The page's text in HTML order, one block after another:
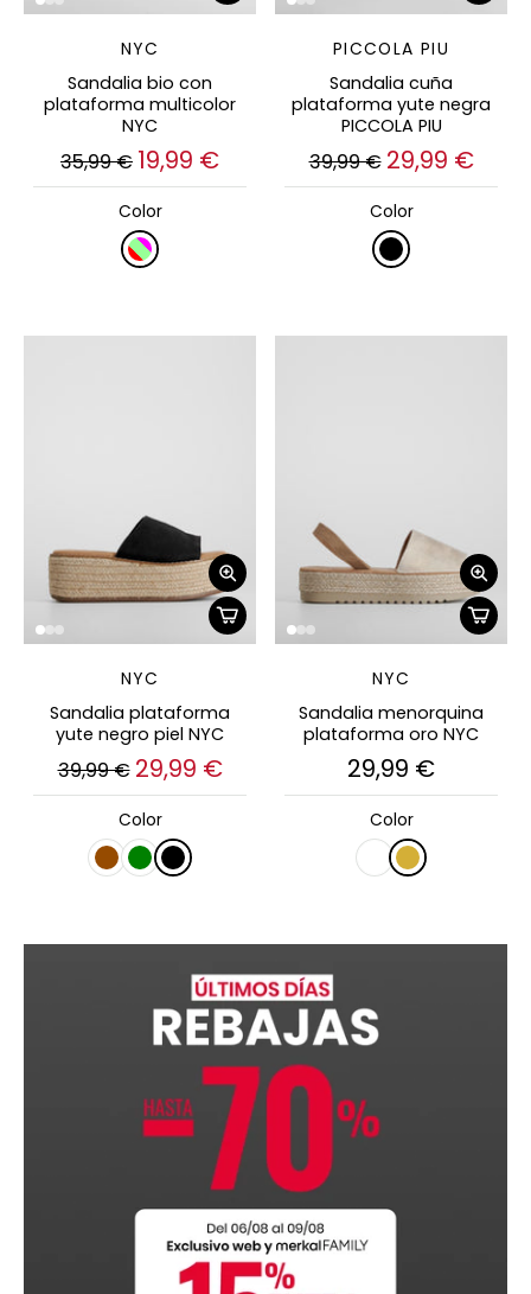
NYC
Sandalia bio con
plataforma multicolor
NYC
35,99 € 19,99 €
Color
PICCOLA PIU
Sandalia cuña
plataforma yute negra
PICCOLA PIU
39,99 € 29,99 €
Color
NYC
Sandalia plataforma
yute negro piel NYC
39,99 € 29,99 €
Color
NYC
Sandalia menorquina
plataforma oro NYC
29,99 €
Color